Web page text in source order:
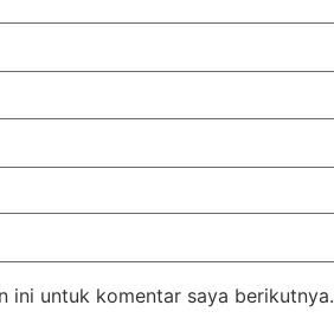
ini untuk komentar saya berikutnya.